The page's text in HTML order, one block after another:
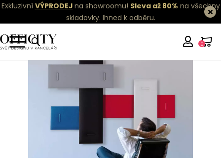
Exkluzivní VÝPRODEJ na showroomu! Sleva až 80% na všechny
skladovky. Ihned k odběru.
0